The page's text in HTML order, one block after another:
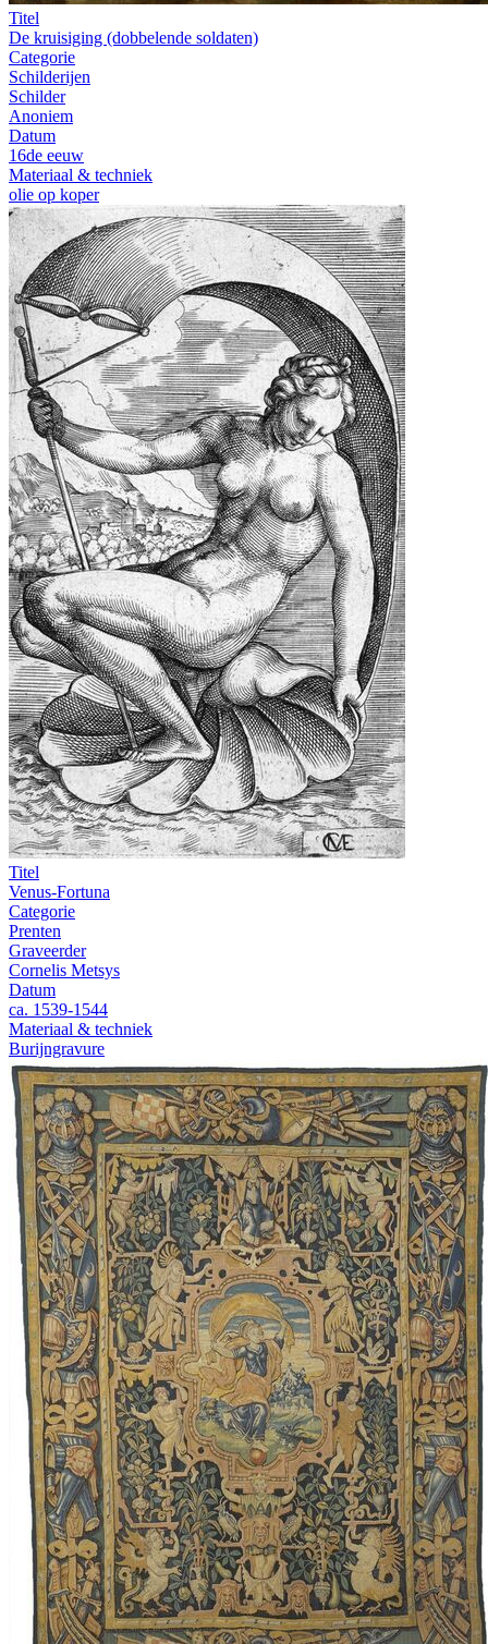
Titel
De kruisiging (dobbelende soldaten)
Categorie
Schilderijen
Schilder
Anoniem
Datum
16de eeuw
Materiaal & techniek
olie op koper
Titel
Venus-Fortuna
Categorie
Prenten
Graveerder
Cornelis Metsys
Datum
ca. 1539-1544
Materiaal & techniek
Burijngravure